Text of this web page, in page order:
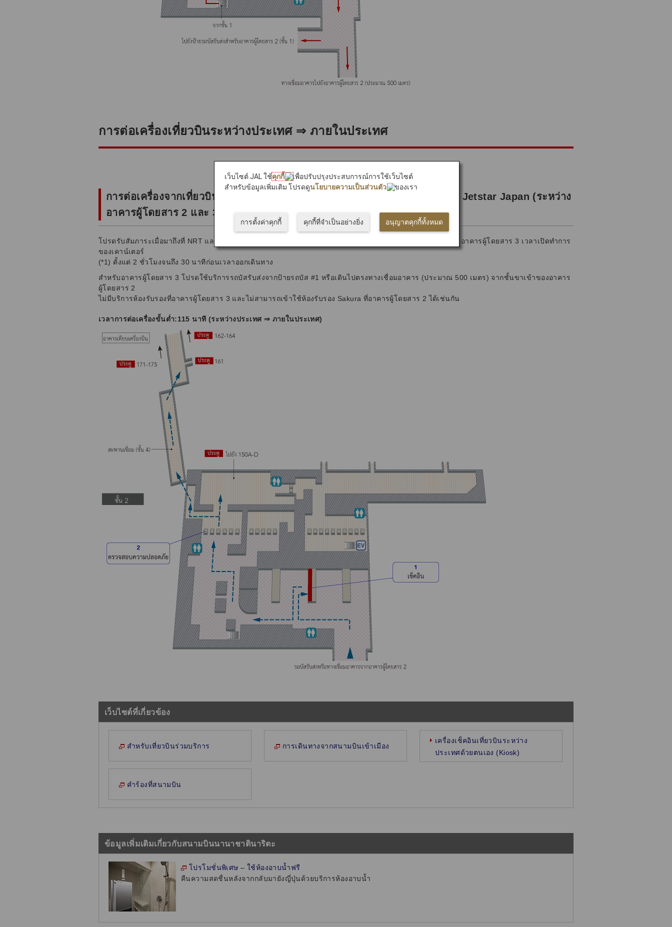
การต่อเครื่องเที่ยวบินระหว่างประเทศ ⇒ ภายในประเทศ
การต่อเครื่องจากเที่ยวบินระหว่างประเทศของ JAL ไปยังเที่ยวบินร่วมบริการของ Jetstar Japan (ระหว่าง
อาคารผู้โดยสาร 2 และ 3)
โปรดรับสัมภาระเมื่อมาถึงที่ NRT และไปต่อที่เคาน์เตอร์เที่ยวบินภายในประเทศของ Jetstar Japan (*1) ที่ชั้น 2 ของอาคารผู้โดยสาร 3 เวลาเปิดทำการ
ของเคาน์เตอร์
(*1) ตั้งแต่ 2 ชั่วโมงจนถึง 30 นาทีก่อนเวลาออกเดินทาง
สำหรับอาคารผู้โดยสาร 3 โปรดใช้บริการรถบัสรับส่งจากป้ายรถบัส #1 หรือเดินไปตรงทางเชื่อมอาคาร (ประมาณ 500 เมตร) จากชั้นขาเข้าของอาคาร
ผู้โดยสาร 2
ไม่มีบริการห้องรับรองที่อาคารผู้โดยสาร 3 และไม่สามารถเข้าใช้ห้องรับรอง Sakura ที่อาคารผู้โดยสาร 2 ได้เช่นกัน
เวลาการต่อเครื่องขั้นต่ำ:115 นาที (ระหว่างประเทศ ⇒ ภายในประเทศ)
เว็บไซต์ที่เกี่ยวข้อง
สำหรับเที่ยวบินร่วมบริการ การเดินทางจากสนามบินเข้าเมือง
เครื่องเช็คอินเที่ยวบินระหว่าง
ประเทศด้วยตนเอง (Kiosk)
คำร้องที่สนามบิน
ข้อมูลเพิ่มเติมเกี่ยวกับสนามบินนานาชาตินาริตะ
โปรโมชั่นพิเศษ – ใช้ห้องอาบน้ำฟรี
คืนความสดชื่นหลังจากกลับมายังญี่ปุ่นด้วยบริการห้องอาบน้ำ
เว็บไซต์ JAL ใช้คุกกี้
เพื่อปรับปรุงประสบการณ์การใช้เว็บไซต์
สำหรับข้อมูลเพิ่มเติม โปรดดูนโยบายความเป็นส่วนตัว ของเรา
อนุญาตคุกกี้ทั้งหมด
คุกกี้ที่จำเป็นอย่างยิ่ง
การตั้งค่าคุกกี้